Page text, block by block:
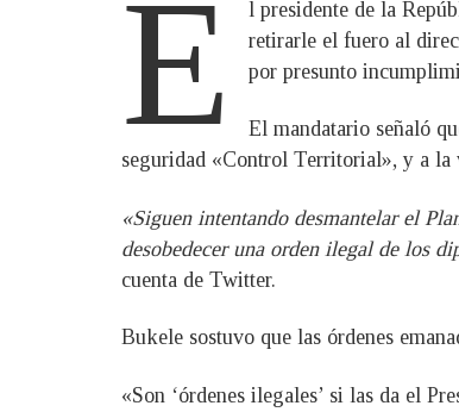
E
l presidente de la
retirarle el fuero al
por presunto
El mandatario señaló
seguridad «Control Territorial», y a la
«Siguen intentando desmantelar el
desobedecer una orden ilegal de los
cuenta de Twitter.
Bukele sostuvo que las órdenes
«Son ‘órdenes ilegales’ si las da el